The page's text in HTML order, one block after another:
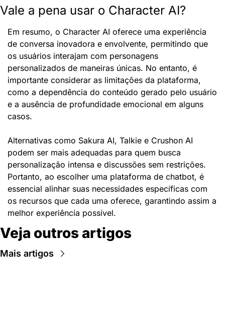
Vale a pena usar o Character AI?
Em resumo, o Character AI oferece uma experiência
de conversa inovadora e envolvente, permitindo que
os usuários interajam com personagens
personalizados de maneiras únicas. No entanto, é
importante considerar as limitações da plataforma,
como a dependência do conteúdo gerado pelo usuário
e a ausência de profundidade emocional em alguns
casos.
Alternativas como Sakura AI, Talkie e Crushon AI
podem ser mais adequadas para quem busca
personalização intensa e discussões sem restrições.
Portanto, ao escolher uma plataforma de chatbot, é
essencial alinhar suas necessidades específicas com
os recursos que cada uma oferece, garantindo assim a
melhor experiência possível.
Veja outros artigos
Mais artigos